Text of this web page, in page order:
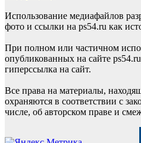
Использование медиафайлов
фото и ссылки на ps54.ru как
При полном или частичном
опубликованных на сайте
гиперссылка на сайт.
Все права на материалы,
охраняются в соответствии с
числе, об авторском праве и